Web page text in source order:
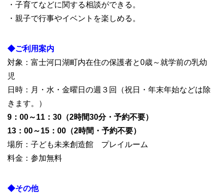
・子育てなどに関する相談ができる。
・親子で行事やイベントを楽しめる。
◆ご利用案内
対象：富士河口湖町内在住の保護者と0歳～就学前の乳幼
児
日時：月・水・金曜日の週３回（祝日・年末年始などは除
きます。）
9：00～11：30（2時間30分・予約不要）
13：00～15：00（2時間・予約不要）
場所：子ども未来創造館 プレイルーム
料金：参加無料
◆その他